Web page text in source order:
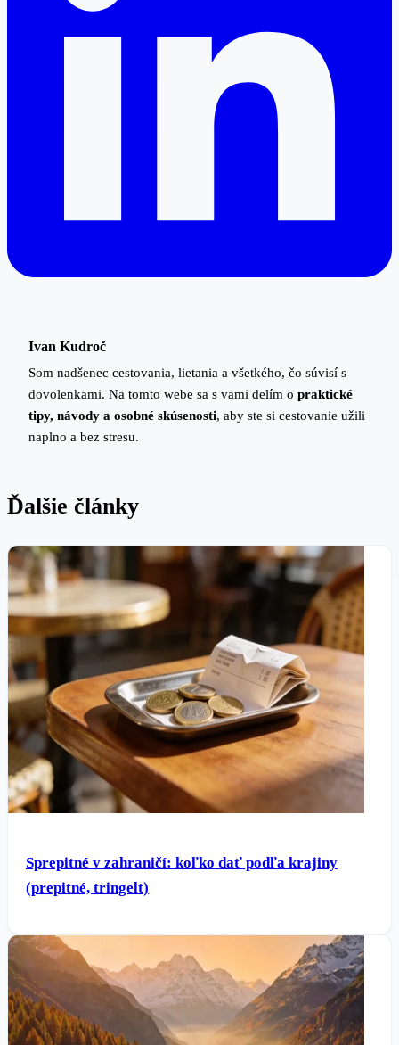
Ivan Kudroč
Som nadšenec cestovania, lietania a všetkého, čo súvisí s
dovolenkami. Na tomto webe sa s vami delím o praktické
tipy, návody a osobné skúsenosti, aby ste si cestovanie užili
naplno a bez stresu.
Ďalšie články
Sprepitné v zahraničí: koľko dať podľa krajiny
(prepitné, tringelt)